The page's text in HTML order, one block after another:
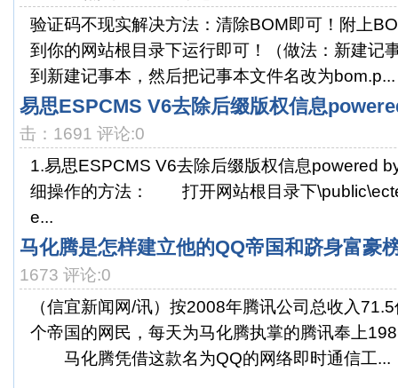
验证码不现实解决方法：清除BOM即可！附上
到你的网站根目录下运行即可！（做法：新建记
到新建记事本，然后把记事本文件名改为bom.p...
易思ESPCMS V6去除后缀版权信息
击：1691 评论:0
1.易思ESPCMS V6去除后缀版权信息powered
细操作的方法： 打开网站根目录下
e...
马化腾是怎样建立他的QQ帝国和跻身富豪
1673 评论:0
（信宜新闻网/讯）按2008年腾讯公司总收入
个帝国的网民，每天为马化腾执掌的腾讯奉上
马化腾凭借这款名为QQ的网络即时通信工...